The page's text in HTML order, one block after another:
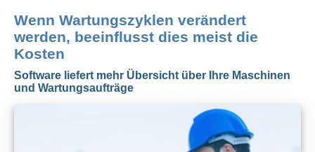
Wenn Wartungszyklen verändert
werden, beeinflusst dies meist die
Kosten
Software liefert mehr Übersicht über Ihre Maschinen
und Wartungsaufträge